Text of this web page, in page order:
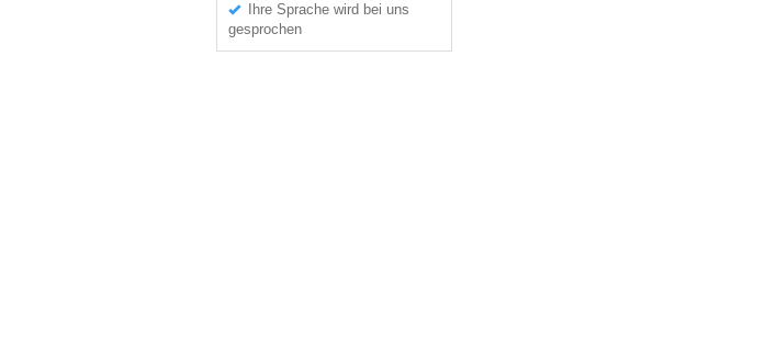
Ihre Sprache wird bei uns
gesprochen